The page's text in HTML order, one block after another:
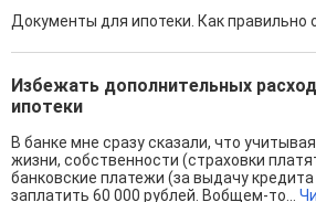
Документы для ипотеки. Как правильно
Избежать дополнительных
ипотеки
В банке мне сразу сказали, что
жизни, собственности (страховки
банковские платежи (за выдачу
заплатить 60 000 рублей. Вобщем-то...